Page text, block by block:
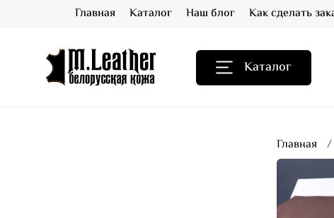
Главная Каталог Наш блог Как сделать
Каталог
Главная